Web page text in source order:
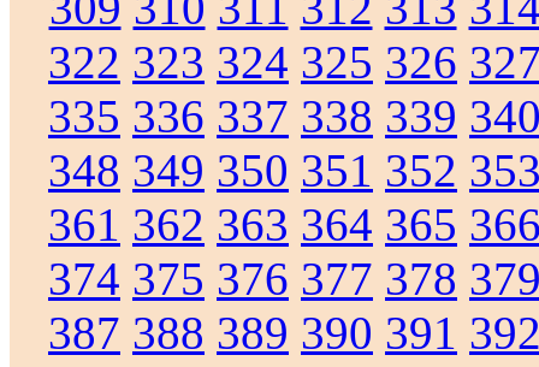
322 323 324 325 326
335 336 337 338 339
348 349 350 351 352
361 362 363 364 365
374 375 376 377 378
387 388 389 390 391